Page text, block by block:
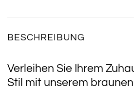
BESCHREIBUNG
Verleihen Sie Ihrem
Stil mit unserem braunen